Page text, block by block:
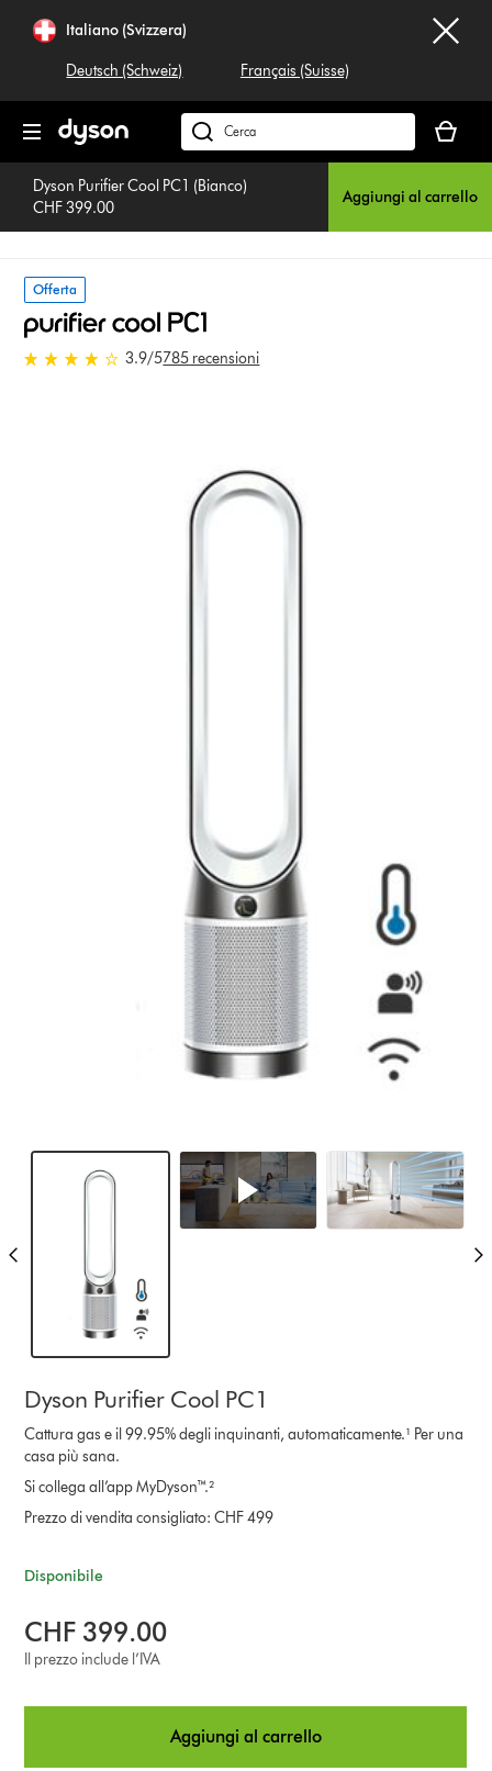
navigazioneItaliano (Svizzera)
Deutsch (Schweiz) Français (Suisse)
Cerca
su
dyson.ch
carrello
è
Dyson Purifier Cool PC1 (Bianco)
CHF 399.00
Aggiungi al carrello
Offerta
recensioni
3.9/5785 recensioni
Dyson Purifier Cool PC1
Cattura gas e il 99.95% degli inquinanti, automaticamente.¹ Per una
casa più sana.
Si collega all’app MyDyson™.²
Prezzo di vendita consigliato: CHF 499
Disponibile
CHF 399.00
Il prezzo include l’IVA
Aggiungi al carrello